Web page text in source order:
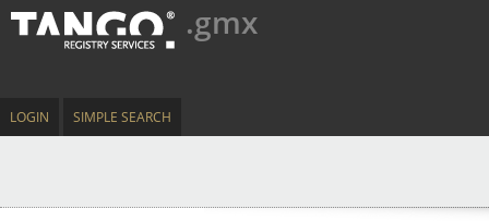
.gmx
LOGIN SIMPLE SEARCH